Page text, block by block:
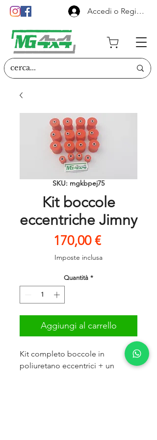
Accedi o Registrati
SKU: mgkbpej75
Kit boccole
eccentriche Jimny
170,00 €Prezzo
Imposte inclusa
Quantità *
Aggiungi al carrello
Kit completo boccole in
poliuretano eccentrici + un